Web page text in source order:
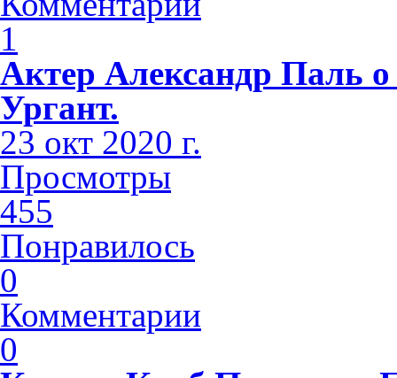
1
Актер Александр Паль
Ургант.
23 окт 2020 г.
Просмотры
455
Понравилось
0
Комментарии
0